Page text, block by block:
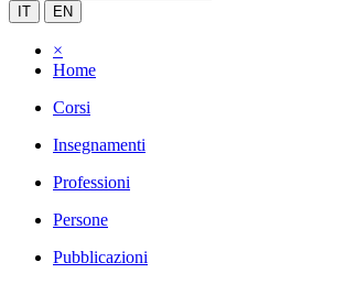
IT EN
×
Home
Corsi
Insegnamenti
Professioni
Persone
Pubblicazioni